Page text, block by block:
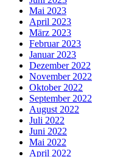
Mai 2023
April 2023
März 2023
Februar 2023
Januar 2023
Dezember 2022
November 2022
Oktober 2022
September 2022
August 2022
Juli 2022
Juni 2022
Mai 2022
April 2022